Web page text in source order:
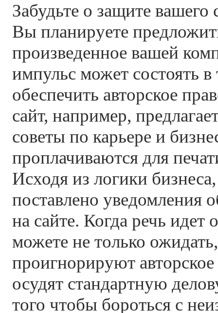
Забудьте о защите
Вы планируете
произведенное вашей
импульс может состоять
обеспечить авторское
сайт, например,
советы по карьере и
проплачиваются для
Исходя из логики
поставлено уведомления
на сайте. Когда речь идет
можете не только
проигнорируют
осудят стандартную
того чтобы бороться с